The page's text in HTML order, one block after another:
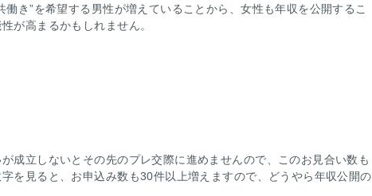
働き”を希望する男性が増えていることから、女性も年収を公開するこ
が高まるかもしれません。
成立しないとその先のプレ交際に進めませんので、このお見合い数も
を見ると、お申込み数も30件以上増えますので、どうやら年収公開の